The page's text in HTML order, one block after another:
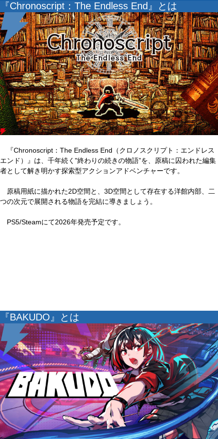
『Chronoscript：The Endless End』とは
『Chronoscript：The Endless End（クロノスクリプト：エンドレス
エンド）』は、千年続く"終わりの続きの物語”を、原稿に囚われた編集
者として解き明かす探索型アクションアドベンチャーです。
原稿用紙に描かれた2D空間と、3D空間として存在する洋館内部、二
つの次元で展開される物語を完結に導きましょう。
PS5/Steamにて2026年発売予定です。
『BAKUDO』とは